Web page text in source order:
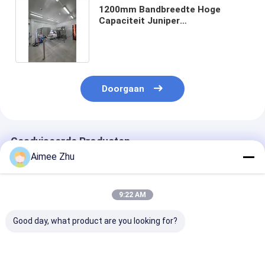
1200mm Bandbreedte Hoge
Capaciteit Juniper
Doorgaan
Geadviseerde Producten
Aimee Zhu
9:22 AM
Good day, what product are you looking for?